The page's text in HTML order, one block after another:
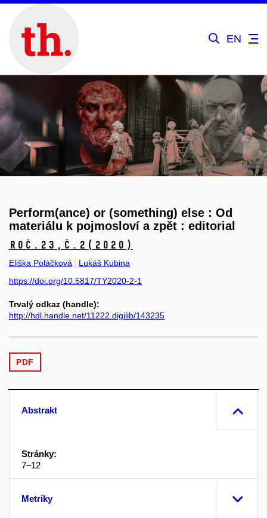
EN
Perform(ance) or (something) else : Od
materiálu k pojmosloví a zpět : editorial
Roč.23, č.2 (2020)
Eliška Poláčková
Lukáš Kubina
https://doi.org/10.5817/TY2020-2-1
Trvalý odkaz (handle):
http://hdl.handle.net/11222.digilib/143235
PDF
Abstrakt
Stránky:
7–12
Metriky